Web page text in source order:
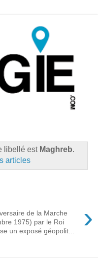
libellé est Maghreb.
articles
›
de la Marche
1975) par le Roi
un exposé géopolit...